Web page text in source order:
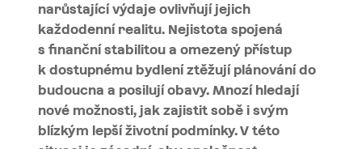
narůstající výdaje ovlivňují jejich
každodenní realitu. Nejistota spojená
s finanční stabilitou a omezený přístup
k dostupnému bydlení ztěžují plánování do
budoucna a posilují obavy. Mnozí hledají
nové možnosti, jak zajistit sobě i svým
blízkým lepší životní podmínky. V této